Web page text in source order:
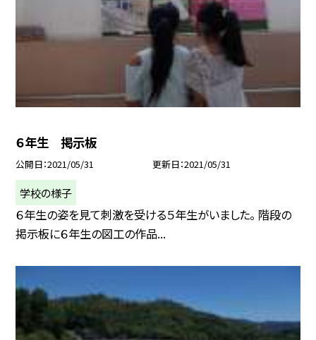
６年生 掲示板
公開日 2021/05/31 更新日 2021/05/31
学校の様子
６年生の姿を見て刺激を受ける５年生がいました。 階段の
掲示板に６年生の図工の作品...